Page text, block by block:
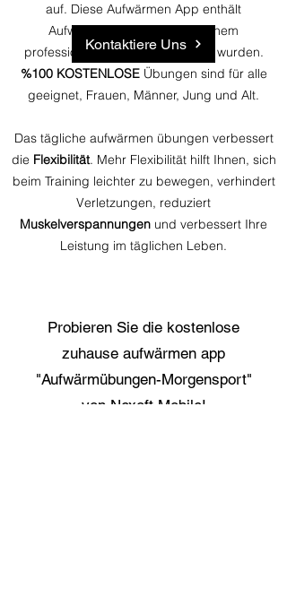
auf. Diese Aufwärmen App enthält
Aufwärmübungen, die von einem
professionellen Trainer entwickelt wurden.
%100 KOSTENLOSEÜbungen sind für alle
geeignet, Frauen, Männer, Jung und Alt.
Das tägliche aufwärmen übungen verbessert
die Flexibilität. Mehr Flexibilität hilft Ihnen, sich
beim Training leichter zu bewegen, verhindert
Verletzungen, reduziert
Muskelverspannungen und verbessert Ihre
Leistung im täglichen Leben.
Probieren Sie die kostenlose
zuhause aufwärmen app
"Aufwärmübungen-Morgensport"
von Nexoft Mobile!
Kontaktiere Uns